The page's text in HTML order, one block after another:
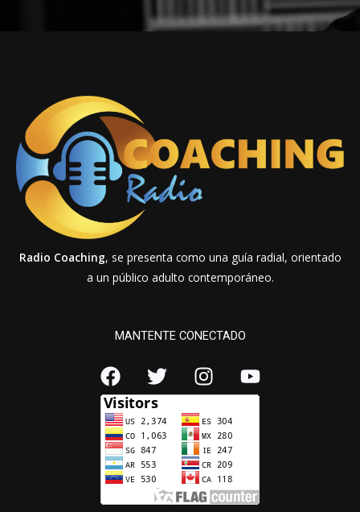
Radio Coaching, se presenta como una guía radial, orientado
a un público adulto contemporáneo.
MANTENTE CONECTADO